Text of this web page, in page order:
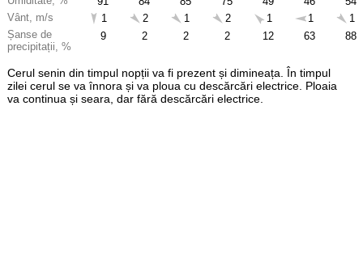
Vânt, m/s
Șanse de
precipitații, %
1
66
1
9
2
2
1
2
2
2
1
12
1
63
1
88
Cerul senin din timpul nopții va fi prezent și dimineața. În timpul
zilei cerul se va înnora și va ploua cu descărcări electrice. Ploaia
va continua și seara, dar fără descărcări electrice.